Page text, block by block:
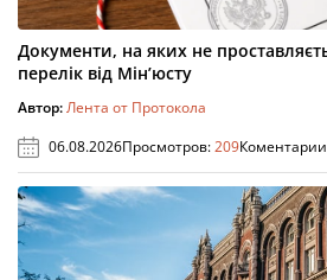
Документи, на яких не
перелік від Мін’юсту
Автор:Лента от Протокола
06.08.2026Просмотров:209